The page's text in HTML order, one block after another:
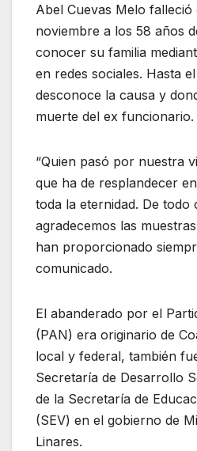
Abel Cuevas Melo falleció
noviembre a los 58 años
conocer su familia
en redes sociales. Hasta
desconoce la causa y
muerte del ex funcionario.
“Quien pasó por nuestra
que ha de resplandecer
toda la eternidad. De todo
agradecemos las
han proporcionado
comunicado.
El abanderado por el
(PAN) era originario de
local y federal, también
Secretaría de Desarrollo
de la Secretaría de
(SEV) en el gobierno de
Linares.